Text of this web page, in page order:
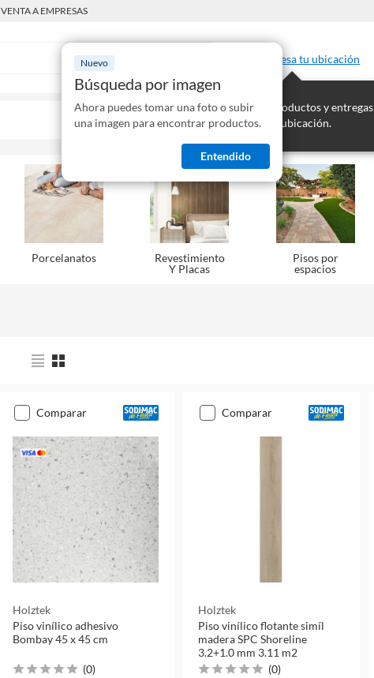
VENTA A EMPRESAS
Nuevo
Búsqueda por imagen
Ahora puedes tomar una foto o subir
una imagen para encontrar productos.
Entendido
Ingresa tu ubicación
Mostraremos los productos y entregas
disponibles para tu ubicación.
Porcelanatos
Revestimiento
Y Placas
Pisos por
espacios
comparar
Holztek
Piso vinílico adhesivo
Bombay 45 x 45 cm
(0)
comparar
Holztek
Piso vinílico flotante simíl
madera SPC Shoreline
3.2+1.0 mm 3.11 m2
(0)